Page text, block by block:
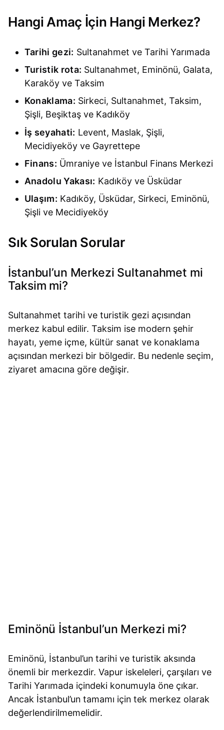
Hangi Amaç İçin Hangi Merkez?
Tarihi gezi: Sultanahmet ve Tarihi Yarımada
Turistik rota: Sultanahmet, Eminönü, Galata,
Karaköy ve Taksim
Konaklama: Sirkeci, Sultanahmet, Taksim,
Şişli, Beşiktaş ve Kadıköy
İş seyahati: Levent, Maslak, Şişli,
Mecidiyeköy ve Gayrettepe
Finans: Ümraniye ve İstanbul Finans Merkezi
Anadolu Yakası: Kadıköy ve Üsküdar
Ulaşım: Kadıköy, Üsküdar, Sirkeci, Eminönü,
Şişli ve Mecidiyeköy
Sık Sorulan Sorular
İstanbul’un Merkezi Sultanahmet mi
Taksim mi?
Sultanahmet tarihi ve turistik gezi açısından
merkez kabul edilir. Taksim ise modern şehir
hayatı, yeme içme, kültür sanat ve konaklama
açısından merkezi bir bölgedir. Bu nedenle seçim,
ziyaret amacına göre değişir.
Eminönü İstanbul’un Merkezi mi?
Eminönü, İstanbul’un tarihi ve turistik aksında
önemli bir merkezdir. Vapur iskeleleri, çarşıları ve
Tarihi Yarımada içindeki konumuyla öne çıkar.
Ancak İstanbul’un tamamı için tek merkez olarak
değerlendirilmemelidir.